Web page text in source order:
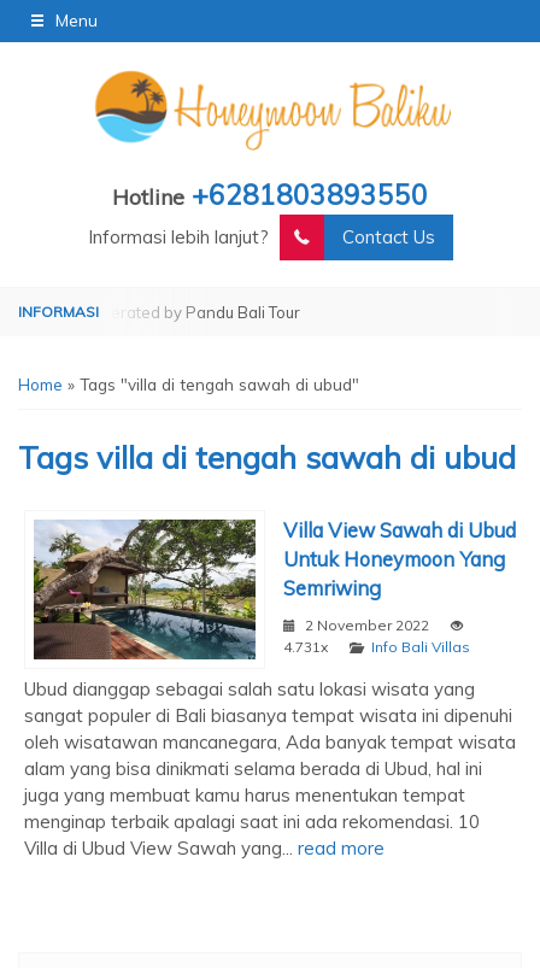
Menu
Hotline +6281803893550
Informasi lebih lanjut? Contact Us
Operated by Pandu Bali Tour
Home » Tags "villa di tengah sawah di ubud"
Tags villa di tengah sawah di ubud
Villa View Sawah di Ubud
Untuk Honeymoon Yang
Semriwing
2 November 2022
4.731x
Info Bali Villas
Ubud dianggap sebagai salah satu lokasi wisata yang
sangat populer di Bali biasanya tempat wisata ini dipenuhi
oleh wisatawan mancanegara, Ada banyak tempat wisata
alam yang bisa dinikmati selama berada di Ubud, hal ini
juga yang membuat kamu harus menentukan tempat
menginap terbaik apalagi saat ini ada rekomendasi. 10
Villa di Ubud View Sawah yang... read more